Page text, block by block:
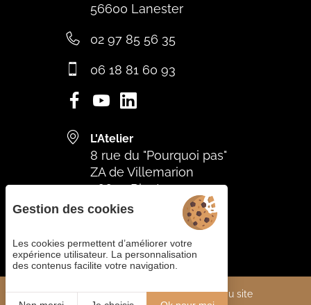
56600 Lanester
02 97 85 56 35
06 18 81 60 93
L'Atelier
8 rue du "Pourquoi pas"
ZA de Villemarion
56670 Riantec
Cookies Mentions légales
Plan du site
Gestion des cookies
Les cookies permettent d’améliorer votre
expérience utilisateur. La personnalisation
des contenus facilite votre navigation.